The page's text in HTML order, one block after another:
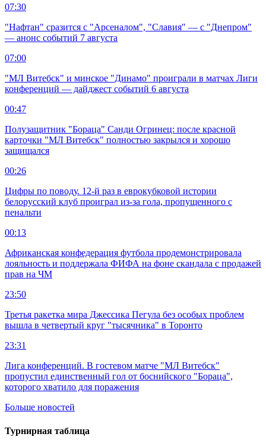
07:30
"Нафтан" сразится с "Арсеналом", "Славия" — с "Днепром"
— анонс событий 7 августа
07:00
"МЛ Витебск" и минское "Динамо" проиграли в матчах Лиги
конференций — дайджест событий 6 августа
00:47
Полузащитник "Бораца" Санди Огринец: после красной
карточки "МЛ Витебск" полностью закрылся и хорошо
защищался
00:26
Цифры по поводу. 12-й раз в еврокубковой истории
белорусский клуб проиграл из-за гола, пропущенного с
пенальти
00:13
Африканская конфедерация футбола продемонстрировала
лояльность и поддержала ФИФА на фоне скандала с продажей
прав на ЧМ
23:50
Третья ракетка мира Джессика Пегула без особых проблем
вышла в четвертый круг "тысячника" в Торонто
23:31
Лига конференций. В гостевом матче "МЛ Витебск"
пропустил единственный гол от боснийского "Бораца",
которого хватило для поражения
Больше новостей
Турнирная таблица